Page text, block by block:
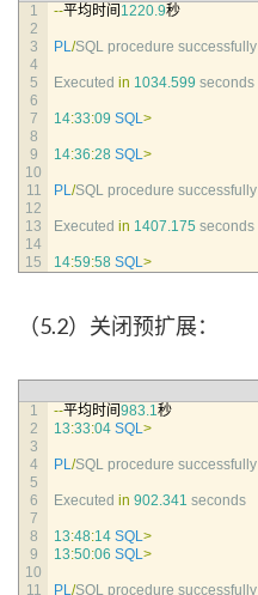
1
2
3
4
5
6
7
8
9
10
11
12
13
14
15
--平均时间 1220.9秒
PL /SQL procedure successfully
Executed in 1034.599 seconds
14:33:09 SQL >
14:36:28 SQL >
PL /SQL procedure successfully
Executed in 1407.175 seconds
14:59:58 SQL >
（5.2）关闭预扩展：
1
2
3
4
5
6
7
8
9
10
11
--平均时间983.1 秒
13:33:04 SQL >
PL /SQL procedure successfully
Executed in 902.341 seconds
13:48:14 SQL >
13:50:06 SQL >
PL /SQL procedure successfully